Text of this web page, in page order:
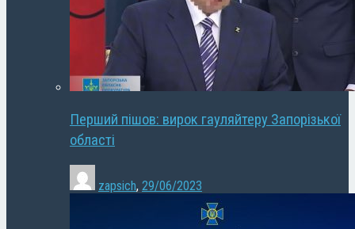
Перший пішов: вирок гауляйтеру Запорізької
області
zapsich, 29/06/2023